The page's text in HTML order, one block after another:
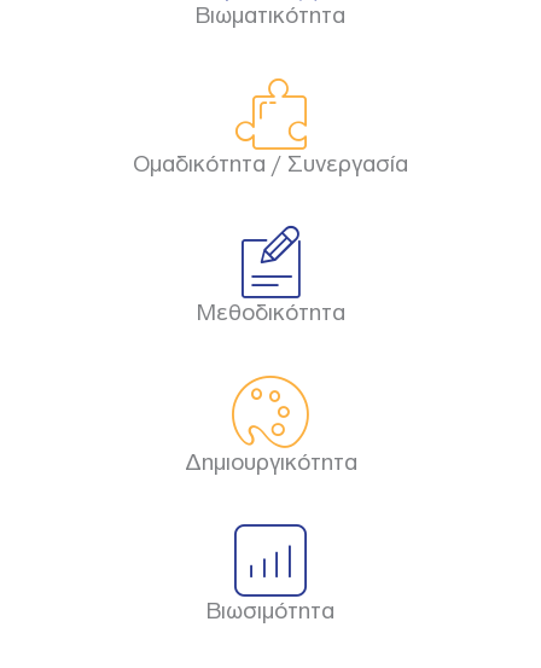
Βιωματικότητα
Ομαδικότητα / Συνεργασία
Μεθοδικότητα
Δημιουργικότητα
Βιωσιμότητα